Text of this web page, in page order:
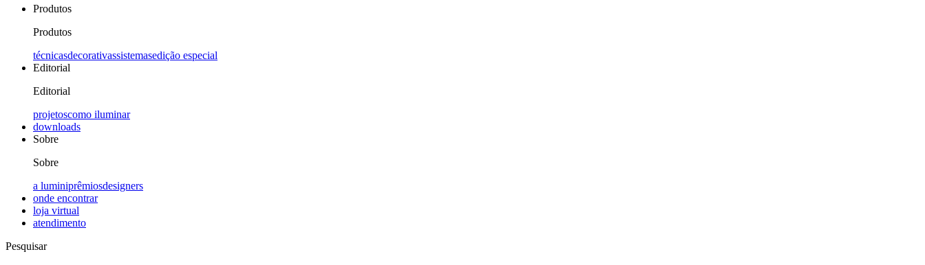
Produtos
Produtos
técnicasdecorativassistemasedição especial
Editorial
Editorial
projetoscomo iluminar
downloads
Sobre
Sobre
a luminiprêmiosdesigners
onde encontrar
loja virtual
atendimento
Pesquisar